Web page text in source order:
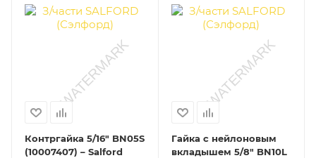
Контргайка 5/16" BN05S
(10007407) – Salford
Гайка с нейлоновым
вкладышем 5/8" BN10L